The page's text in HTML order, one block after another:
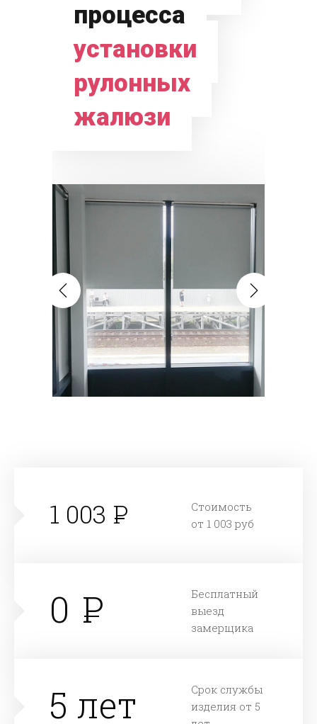
процесса
установки
рулонных
жалюзи
1 003
Стоимость
от 1 003 руб
0
Бесплатный
выезд
замерщика
5 лет
Срок службы
изделия от 5